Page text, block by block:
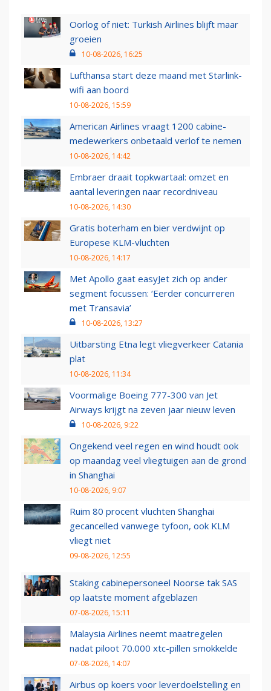
Oorlog of niet: Turkish Airlines blijft maar
groeien
10-08-2026, 16:25
Lufthansa start deze maand met Starlink-
wifi aan boord
10-08-2026, 15:59
American Airlines vraagt 1200 cabine-
medewerkers onbetaald verlof te nemen
10-08-2026, 14:42
Embraer draait topkwartaal: omzet en
aantal leveringen naar recordniveau
10-08-2026, 14:30
Gratis boterham en bier verdwijnt op
Europese KLM-vluchten
10-08-2026, 14:17
Met Apollo gaat easyJet zich op ander
segment focussen: ‘Eerder concurreren
met Transavia’
10-08-2026, 13:27
Uitbarsting Etna legt vliegverkeer Catania
plat
10-08-2026, 11:34
Voormalige Boeing 777-300 van Jet
Airways krijgt na zeven jaar nieuw leven
10-08-2026, 9:22
Ongekend veel regen en wind houdt ook
op maandag veel vliegtuigen aan de grond
in Shanghai
10-08-2026, 9:07
Ruim 80 procent vluchten Shanghai
gecancelled vanwege tyfoon, ook KLM
vliegt niet
09-08-2026, 12:55
Staking cabinepersoneel Noorse tak SAS
op laatste moment afgeblazen
07-08-2026, 15:11
Malaysia Airlines neemt maatregelen
nadat piloot 70.000 xtc-pillen smokkelde
07-08-2026, 14:07
Airbus op koers voor leverdoelstelling en